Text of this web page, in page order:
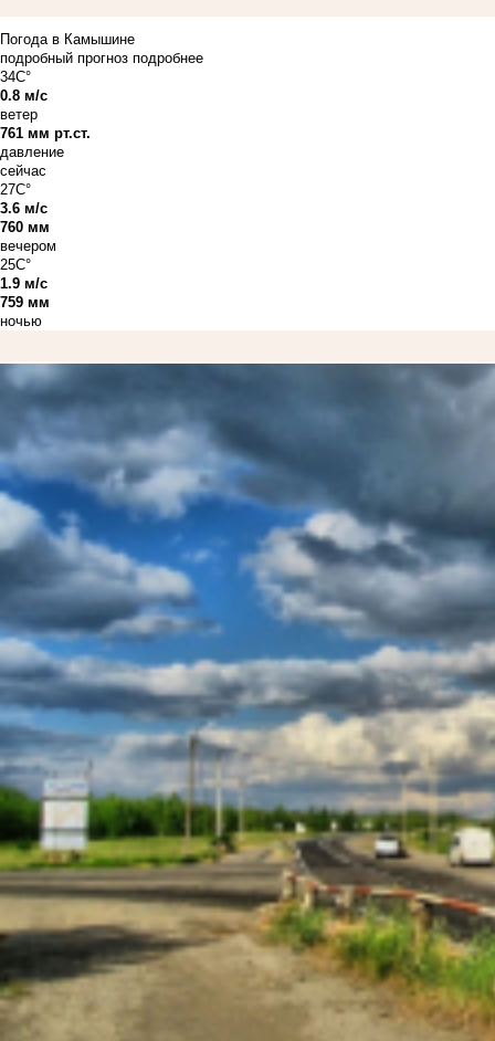
Погода в Камышине
подробный прогноз подробнее
34C°
0.8 м/с
ветер
761 мм рт.ст.
давление
сейчас
27C°
3.6 м/с
760 мм
вечером
25C°
1.9 м/с
759 мм
ночью